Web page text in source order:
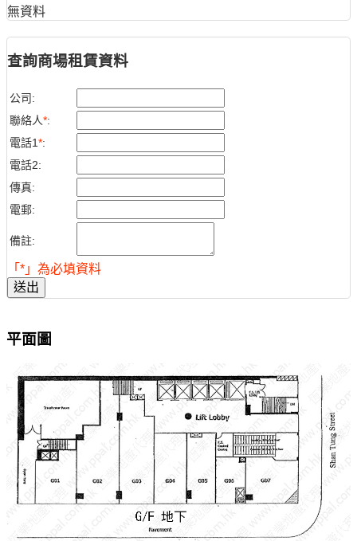
無資料
查詢商場租賃資料
公司:
聯絡人*:
電話1*:
電話2:
傳真:
電郵:
備註:
「*」為必填資料
送出
平面圖